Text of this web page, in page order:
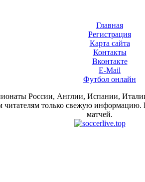
Главная
Регистрация
Карта сайта
Контакты
Вконтакте
E-Mail
Футбол онлайн
России, Англии, Испании,
только свежую информацию.
матчей.